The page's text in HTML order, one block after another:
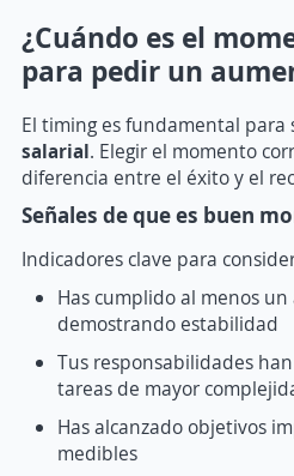
¿Cuándo es el
para pedir un
El timing es fundamental para
salarial. Elegir el momento
diferencia entre el éxito y el
Señales de que es buen
Indicadores clave para
Has cumplido al menos
demostrando estabilidad
Tus responsabilidades
tareas de mayor
Has alcanzado objetivos
medibles